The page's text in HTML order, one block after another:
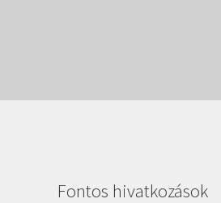
Fontos hivatkozások